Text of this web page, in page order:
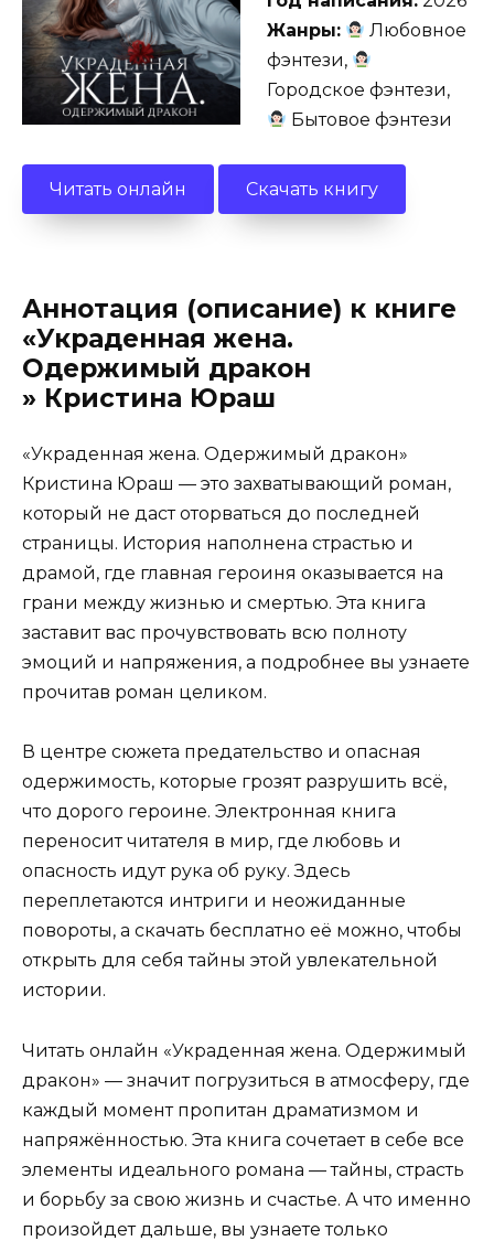
Жанры:
Любовное
фэнтези,
Городское фэнтези,
Бытовое фэнтези
Читать онлайн Скачать книгу
Аннотация (описание) к книге
«Украденная жена.
Одержимый дракон
» Кристина Юраш
«Украденная жена. Одержимый дракон»
Кристина Юраш — это захватывающий роман,
который не даст оторваться до последней
страницы. История наполнена страстью и
драмой, где главная героиня оказывается на
грани между жизнью и смертью. Эта книга
заставит вас прочувствовать всю полноту
эмоций и напряжения, а подробнее вы узнаете
прочитав роман целиком.
В центре сюжета предательство и опасная
одержимость, которые грозят разрушить всё,
что дорого героине. Электронная книга
переносит читателя в мир, где любовь и
опасность идут рука об руку. Здесь
переплетаются интриги и неожиданные
повороты, а скачать бесплатно её можно, чтобы
открыть для себя тайны этой увлекательной
истории.
Читать онлайн «Украденная жена. Одержимый
дракон» — значит погрузиться в атмосферу, где
каждый момент пропитан драматизмом и
напряжённостью. Эта книга сочетает в себе все
элементы идеального романа — тайны, страсть
и борьбу за свою жизнь и счастье. А что именно
произойдет дальше, вы узнаете только